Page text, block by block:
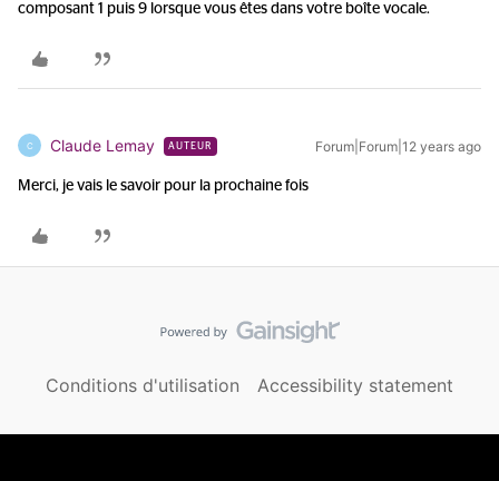
composant 1 puis 9 lorsque vous êtes dans votre boîte vocale.
C Claude Lemay AUTEUR Forum|Forum|12 years ago
Merci, je vais le savoir pour la prochaine fois
Conditions d'utilisation Accessibility statement